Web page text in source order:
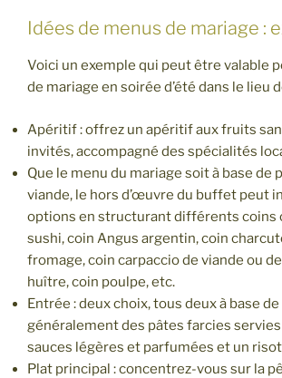
Idées de menus de mariage :
Voici un exemple qui peut être valable
de mariage en soirée d’été dans le lieu
Apéritif : offrez un apéritif aux fruits
invités, accompagné des spécialités
Que le menu du mariage soit à base de
viande, le hors d’œuvre du buffet peut
options en structurant différents coins
sushi, coin Angus argentin, coin
fromage, coin carpaccio de viande ou
huître, coin poulpe, etc.
Entrée : deux choix, tous deux à base
généralement des pâtes farcies servies
sauces légères et parfumées et un
Plat principal : concentrez-vous sur la